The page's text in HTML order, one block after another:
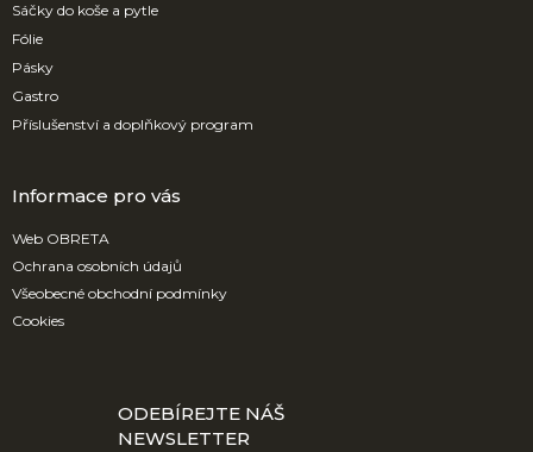
Sáčky do koše a pytle
Fólie
Pásky
Gastro
Příslušenství a doplňkový program
Informace pro vás
Web OBRETA
Ochrana osobních údajů
Všeobecné obchodní podmínky
Cookies
ODEBÍREJTE NÁŠ
NEWSLETTER